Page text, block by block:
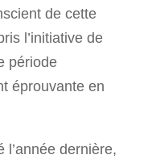
de cette
l’initiative de
période
éprouvante en
l’année dernière,